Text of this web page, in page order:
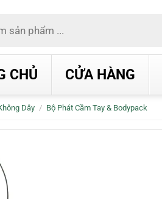
CHỦ CỬA HÀNG
Dây / Bộ Phát Cầm Tay & Bodypack